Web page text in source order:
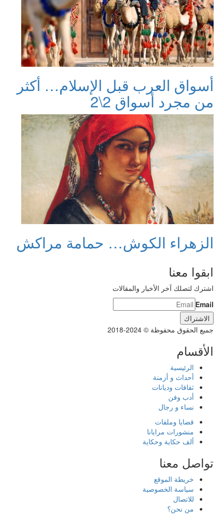
أسواق العرب قبل الإسلام… أكثر
من مجرد أسواق 2\2
الزهراء الكوش… حمامة مراكش
ابقوا معنا
اشترك لتصلك آخر الأخبار والمقالات
Email
جميع الحقوق محفوظة © 2024-2018
الأقسام
الرئيسية
أحداث و أزمنة
ثقافات وديانات
أدب وفن
نساء و رجال
قضايا وملفات
منشورات مرايانا
ألف حكاية وحكاية
تواصل معنا
خريطة الموقع
سياسة الخصوصية
للاتصال
من نحن؟